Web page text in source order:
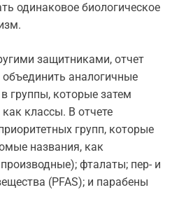
одинаковое биологическое
защитниками, отчет
объединить аналогичные
группы, которые затем
классы. В отчете
групп, которые
названия, как
фталаты; пер- и
(PFAS); и парабены